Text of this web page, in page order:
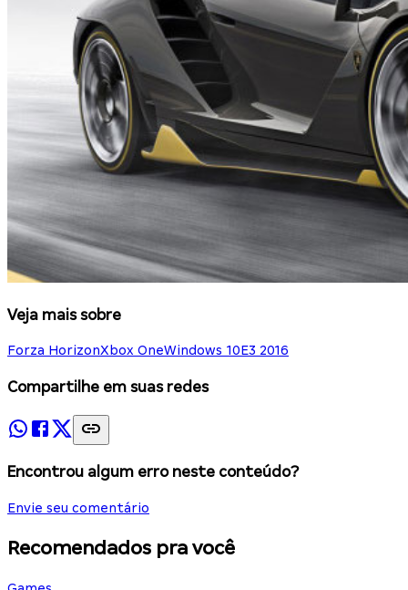
Veja mais sobre
Forza HorizonXbox OneWindows 10E3 2016
Compartilhe em suas redes
Encontrou algum erro neste conteúdo?
Envie seu comentário
Recomendados pra você